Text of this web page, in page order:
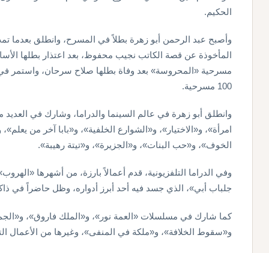
الحكيم.
وأصبح عبد الرحمن أبو زهرة بطلاً في المسرح، وانطلق بعدما
المأخوذة عن قصة الكاتب نجيب محفوظ، بعد اعتذار بطلها
مسرحية «المحروسة» بعد وفاة بطلها صلاح سرحان،
100 مسرحية.
وانطلق أبو زهرة في عالم السينما والدراما، وشارك في العديد
امرأة»، و«الاختيار»، و«الشوارع الخلفية»، و«بابا آخر من
الخوف»، و«حب البنات»، و«الجزيرة»، و«تيتة رهيبة».
وفي الدراما التلفزيونية، قدم أعمالاً بارزة، من أشهرها
جلباب أبي»، الذي جسد فيه أحد أبرز أدواره، وظل حاضراً في
كما شارك في مسلسلات «العمة نور»، و«الملك فاروق»،
و«سقوط الخلافة»، و«ملكة في المنفى»، وغيرها من الأعمال